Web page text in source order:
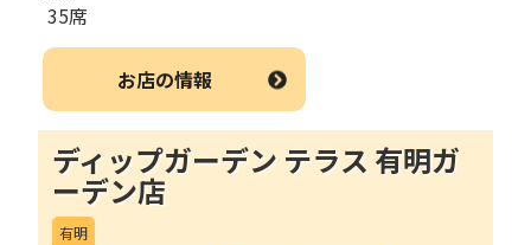
35席
お店の情報
ディップガーデン テラス 有明ガ
ーデン店
有明